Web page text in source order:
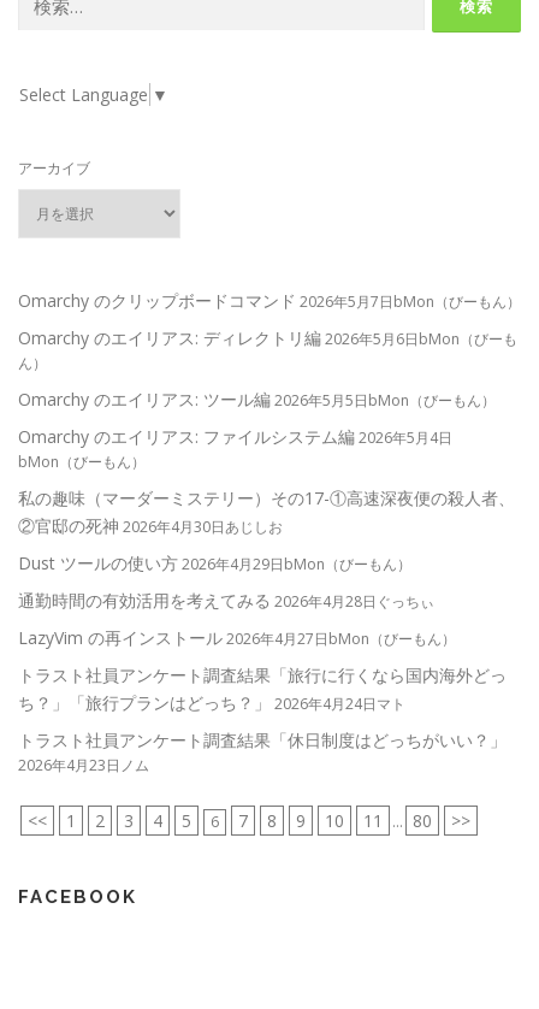
索:
Select Language ▼
アーカイブ
Omarchy のクリップボードコマンド 2026年5月7日bMon（びーもん）
Omarchy のエイリアス: ディレクトリ編2026年5月6日bMon（びーも
ん）
Omarchy のエイリアス: ツール編2026年5月5日bMon（びーもん）
Omarchy のエイリアス: ファイルシステム編2026年5月4日
bMon（びーもん）
私の趣味（マーダーミステリー）その17-①高速深夜便の殺人者、
②官邸の死神 2026年4月30日あじしお
Dust ツールの使い方2026年4月29日bMon（びーもん）
通勤時間の有効活用を考えてみる 2026年4月28日ぐっちぃ
LazyVim の再インストール2026年4月27日bMon（びーもん）
トラスト社員アンケート調査結果「旅行に行くなら国内海外どっ
ち？」「旅行プランはどっち？」
2026年4月24日マト
トラスト社員アンケート調査結果「休日制度はどっちがいい？」
2026年4月23日ノム
<< 1 2 3 4 5 6 7 8 9 10 11 ... 80 >>
FACEBOOK